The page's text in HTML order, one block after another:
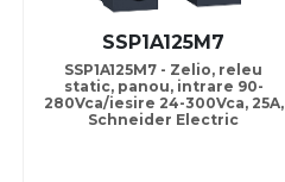
SSP1A125M7
SSP1A125M7 - Zelio, releu
static, panou, intrare 90-
280Vca/iesire 24-300Vca, 25A,
Schneider Electric